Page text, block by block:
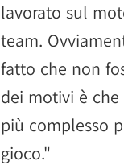
lavorato sul
team.
fatto che non
dei motivi è
più complesso
gioco."